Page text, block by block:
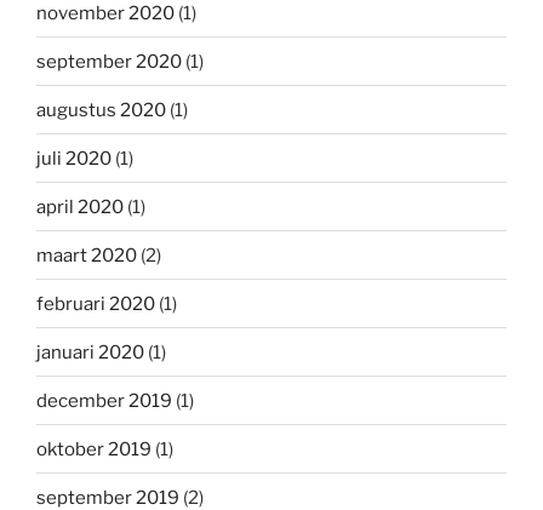
november 2020 (1)
september 2020 (1)
augustus 2020 (1)
juli 2020 (1)
april 2020 (1)
maart 2020 (2)
februari 2020 (1)
januari 2020 (1)
december 2019 (1)
oktober 2019 (1)
september 2019 (2)